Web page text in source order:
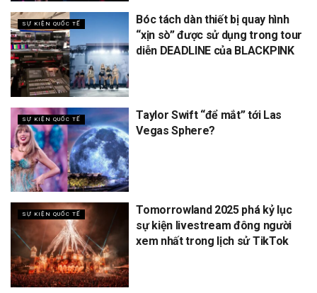
SỰ KIỆN QUỐC TẾ
Bóc tách dàn thiết bị quay hình
“xịn sò” được sử dụng trong tour
diễn DEADLINE của BLACKPINK
SỰ KIỆN QUỐC TẾ
Taylor Swift “để mắt” tới Las
Vegas Sphere?
SỰ KIỆN QUỐC TẾ
Tomorrowland 2025 phá kỷ lục
sự kiện livestream đông người
xem nhất trong lịch sử TikTok